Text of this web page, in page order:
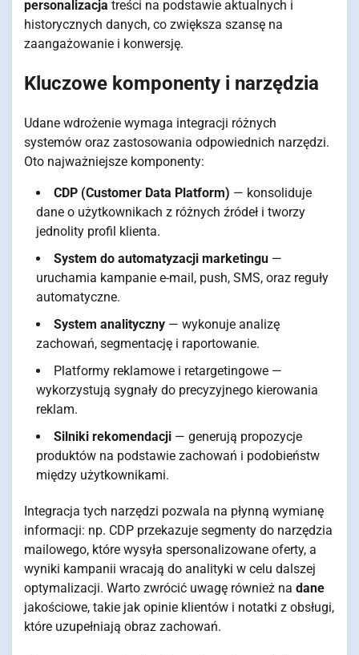
personalizacja treści na podstawie aktualnych i
historycznych danych, co zwiększa szansę na
zaangażowanie i konwersję.
Kluczowe komponenty i narzędzia
Udane wdrożenie wymaga integracji różnych
systemów oraz zastosowania odpowiednich narzędzi.
Oto najważniejsze komponenty:
CDP (Customer Data Platform) — konsoliduje
dane o użytkownikach z różnych źródeł i tworzy
jednolity profil klienta.
System do automatyzacji marketingu —
uruchamia kampanie e-mail, push, SMS, oraz reguły
automatyczne.
System analityczny — wykonuje analizę
zachowań, segmentację i raportowanie.
Platformy reklamowe i retargetingowe —
wykorzystują sygnały do precyzyjnego kierowania
reklam.
Silniki rekomendacji — generują propozycje
produktów na podstawie zachowań i podobieństw
między użytkownikami.
Integracja tych narzędzi pozwala na płynną wymianę
informacji: np. CDP przekazuje segmenty do narzędzia
mailowego, które wysyła spersonalizowane oferty, a
wyniki kampanii wracają do analityki w celu dalszej
optymalizacji. Warto zwrócić uwagę również na dane
jakościowe, takie jak opinie klientów i notatki z obsługi,
które uzupełniają obraz zachowań.